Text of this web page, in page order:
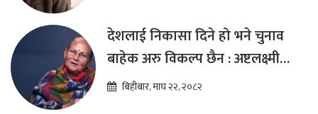
देशलाई निकासा दिने हो भने चुनाव
बाहेक अरु विकल्प छैन : अष्टलक्ष्मी
शाक्यबिहीबार, माघ २२, २०८२